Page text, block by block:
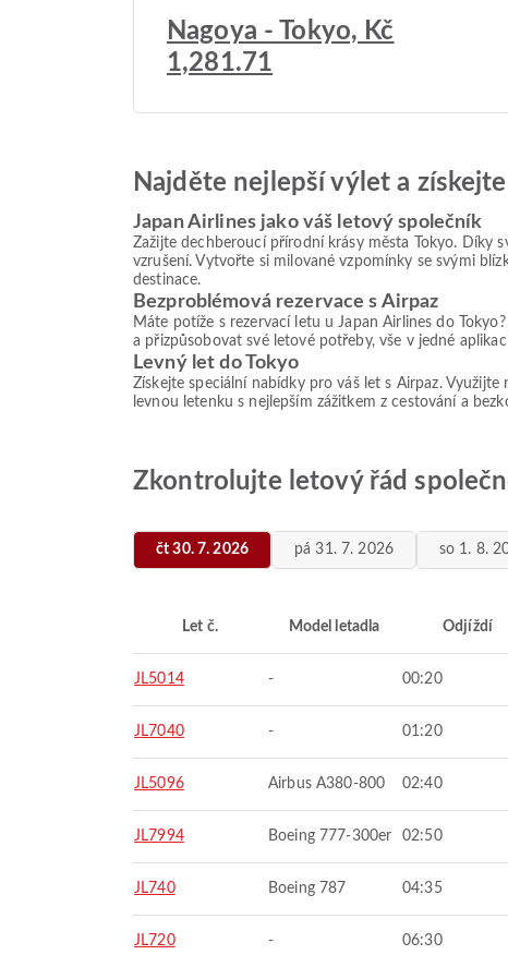
Nagoya - Tokyo, Kč
1,281.71
Najděte nejlepší výlet a
Japan Airlines jako váš letový společník
Zažijte dechberoucí přírodní krásy města Tokyo. Díky
vzrušení. Vytvořte si milované vzpomínky se svými
destinace.
Bezproblémová rezervace s Airpaz
Máte potíže s rezervací letu u Japan Airlines do
a přizpůsobovat své letové potřeby, vše v jedné
Levný let do Tokyo
Získejte speciální nabídky pro váš let s Airpaz.
levnou letenku s nejlepším zážitkem z cestování a
Zkontrolujte letový řád
čt 30. 7. 2026 pá 31. 7. 2026 so 1. 8.
Let č. Model letadla Odjíždí
JL5014 - 00:20
JL7040 - 01:20
JL5096 Airbus A380-800 02:40
JL7994 Boeing 777-300er 02:50
JL740 Boeing 787 04:35
JL720 - 06:30